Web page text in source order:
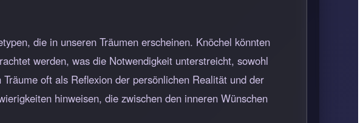
die in unseren Träumen erscheinen. Knöchel könnten
werden, was die Notwendigkeit unterstreicht, sowohl
oft als Reflexion der persönlichen Realität und der
hinweisen, die zwischen den inneren Wünschen